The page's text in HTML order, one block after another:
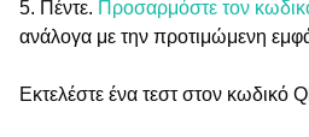
5. Πέντε. Προσαρμόστε τον
ανάλογα με την προτιμώμενη
Εκτελέστε ένα τεστ στον κωδικό